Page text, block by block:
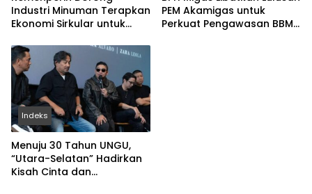
Industri Minuman Terapkan
Ekonomi Sirkular untuk
PEM Akamigas untuk
Perkuat Pengawasan BBM
Indeks
Menuju 30 Tahun UNGU,
“Utara-Selatan” Hadirkan
Kisah Cinta dan